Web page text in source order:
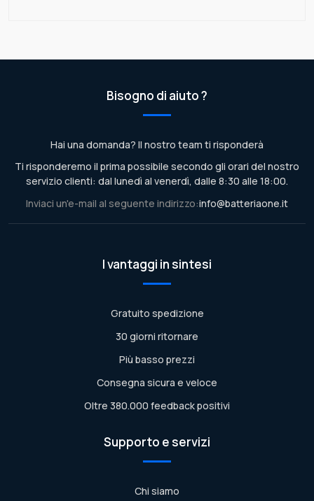
Bisogno di aiuto ?
Hai una domanda? Il nostro team ti risponderà
Ti risponderemo il prima possibile secondo gli orari del nostro
servizio clienti: dal lunedì al venerdì, dalle 8:30 alle 18:00.
Inviaci un'e-mail al seguente indirizzo:info@batteriaone.it
I vantaggi in sintesi
Gratuito spedizione
30 giorni ritornare
Più basso prezzi
Consegna sicura e veloce
Oltre 380.000 feedback positivi
Supporto e servizi
Chi siamo